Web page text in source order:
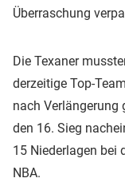
Überraschung
Die Texaner
derzeitige Top-
nach Verlängerung
den 16. Sieg
15 Niederlagen bei
NBA.